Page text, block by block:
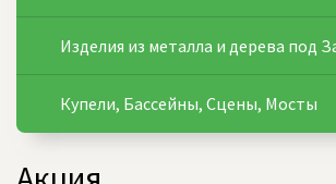
Изделия из металла и дерева под
Купели, Бассейны, Сцены, Мосты